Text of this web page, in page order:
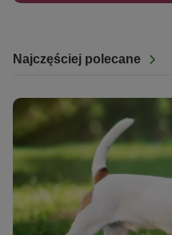
Najczęściej polecane